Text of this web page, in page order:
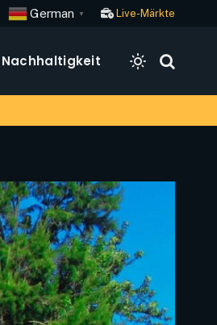
German ▼ Live-Märkte
Nachhaltigkeit